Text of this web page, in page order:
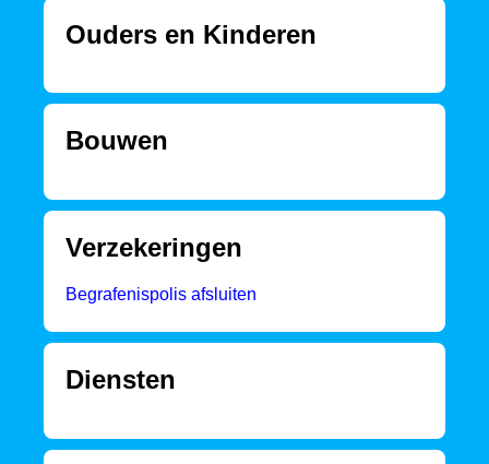
Ouders en Kinderen
Bouwen
Verzekeringen
Begrafenispolis afsluiten
Diensten